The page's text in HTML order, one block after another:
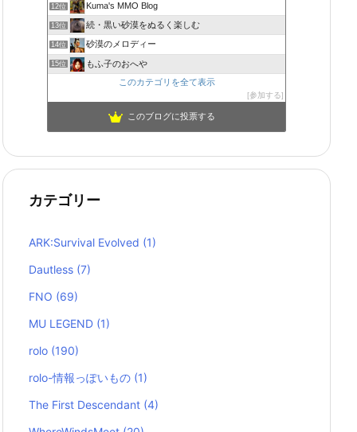
12位 Kuma's MMO Blog
13位 続・黒い砂漠をぬるく楽しむ
14位 砂漠のメロディー
15位
もふ子のおへや
このカテゴリを全て表示
参加する
このブログに投票する
カテゴリー
ARK:Survival Evolved (1)
Dautless (7)
FNO (69)
MU LEGEND (1)
rolo (190)
rolo-情報っぽいもの (1)
The First Descendant (4)